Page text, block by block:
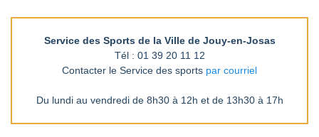
Service des Sports de la Ville de Jouy-en-Josas
Tél : 01 39 20 11 12
Contacter le Service des sports par courriel
Du lundi au vendredi de 8h30 à 12h et de 13h30 à 17h